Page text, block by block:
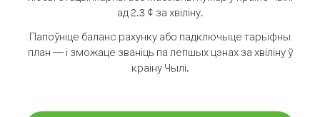
ад 2.3 ¢ за хвіліну.
Папоўніце баланс рахунку або падключыце тарыфны
план — і зможаце званіць па лепшых цэнах за хвіліну ў
краіну Чылі.